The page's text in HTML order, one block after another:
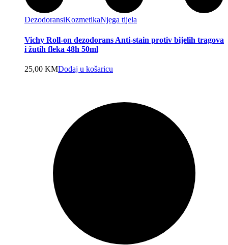
DezodoransiKozmetikaNjega tijela
Vichy Roll-on dezodorans Anti-stain protiv bijelih tragova
i žutih fleka 48h 50ml
25,00 KMDodaj u košaricu